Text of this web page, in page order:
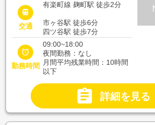

交通
有楽町線 麹町駅 徒歩2分
市ヶ谷駅 徒歩6分
四ツ谷駅 徒歩7分

勤務時間
09:00~18:00
夜間勤務：なし
月間平均残業時間：10時間
以下
 詳細を見る